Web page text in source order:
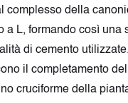
complesso della
L, formando così una
di cemento
il completamento
cruciforme della